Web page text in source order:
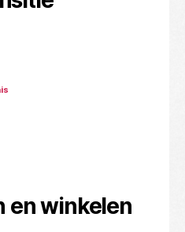
en winkelen